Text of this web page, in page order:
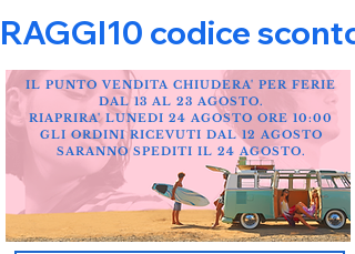
RAGGI10 codice
IL PUNTO VENDITA CHIUDERA' PER FERIE
DAL 13 AL 23 AGOSTO.
RIAPRIRA' LUNEDI 24 AGOSTO ORE 10:00
GLI ORDINI RICEVUTI DAL 12 AGOSTO
SARANNO SPEDITI IL 24 AGOSTO.